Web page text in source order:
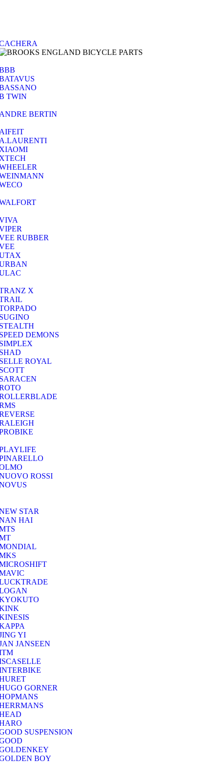
TWIN
BERTIN
RUBBER
X
DEMONS
ROYAL
ROSSI
STAR
HAI
YI
JANSEEN
GORNER
SUSPENSION
BOY